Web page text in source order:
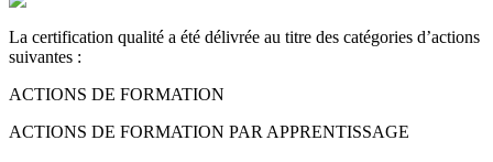
La certification qualité a été délivrée au titre des catégories d’actions
suivantes :
ACTIONS DE FORMATION
ACTIONS DE FORMATION PAR APPRENTISSAGE